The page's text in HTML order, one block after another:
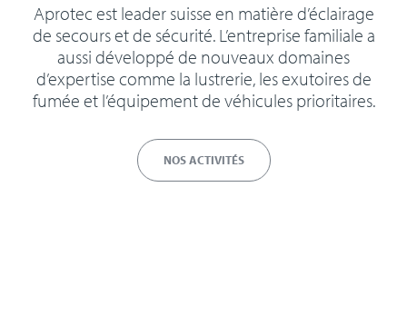
Aprotec est leader suisse en matière d’éclairage
de secours et de sécurité. L’entreprise familiale a
aussi développé de nouveaux domaines
d’expertise comme la lustrerie, les exutoires de
fumée et l’équipement de véhicules prioritaires.
NOS ACTIVITÉS